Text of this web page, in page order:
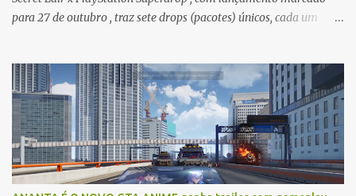
para 27 de outubro , traz sete drops (pacotes) únicos, cada um
jogáveis com artes deslumbrantes e mecânicas que refletem seus
mundos. Os sete drops que compõem o Superdrop são: * Secret
Lair x The Last of Us Part I * Secret Lair x The Last of Us Part II *
Secret Lair x God of War: Greek (Grécia) * Secret Lair x God of War:
Norse (Nórdico) * Secret Lair x Uncharted * Secret Lair x Horizon
Forbidden West * Secret Lair x Ghost of Tsushima É importante
notar que muitas dessas cartas são inéditas em Magic: The